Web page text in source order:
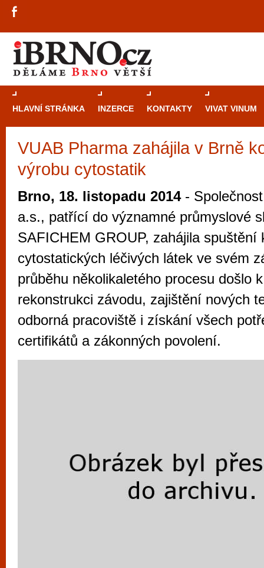
HLAVNÍ STRÁNKA INZERCE KONTAKTY VIVAT VINUM
VUAB Pharma zahájila v Brně
výrobu cytostatik
Brno, 18. listopadu 2014-
a.s., patřící do významné průmyslové
SAFICHEM GROUP, zahájila spuštění
cytostatických léčivých látek ve svém
průběhu několikaletého procesu došlo
rekonstrukci závodu, zajištění nových
odborná pracoviště i získání všech
certifikátů a zákonných povolení.
Průvodce
Brno je
zajímavé
restaurace,
Mimo jiné je ale také místem, kde si
vyzkoušet různé kasinové hry. V
metropoli naleznete širokou nabídku her
po moderní automaty jak pro pravidelné
příležitostné hráče. V...